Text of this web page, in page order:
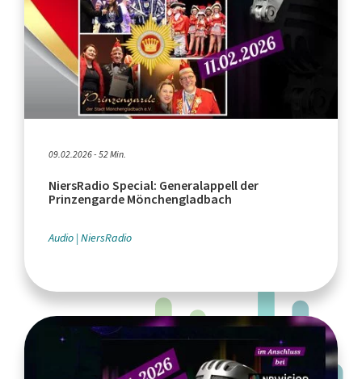
09.02.2026 - 52 Min.
NiersRadio Special: Generalappell der
Prinzengarde Mönchengladbach
Audio NiersRadio